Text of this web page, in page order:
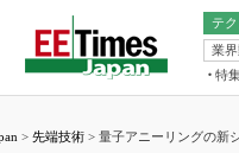
テ
電池／エネルア
業
特
福田昭
> 先端技術 > 量子アニーリングの新